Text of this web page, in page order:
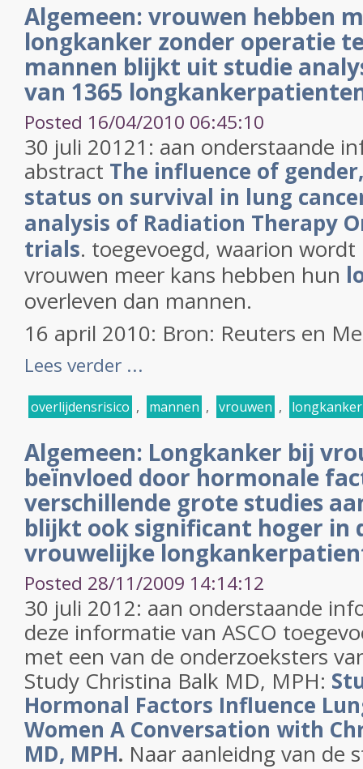
Algemeen: vrouwen hebben
longkanker zonder operatie
mannen blijkt uit studie
van 1365
Posted 16/04/2010 06:45:10
30 juli 20121: aan onderstaande
abstract The influence of
status on survival in lung
analysis of Radiation Therapy
trials. toegevoegd, waarion
vrouwen meer kans hebben hun
overleven dan mannen.
16 april 2010: Bron: Reuters en
Lees verder ...
overlijdensrisico , mannen , vrouwen , longkanker
Algemeen: Longkanker bij
beïnvloed door hormonale
verschillende grote studies
blijkt ook significant hoger in
vrouwelijke
Posted 28/11/2009 14:14:12
30 juli 2012: aan onderstaande
deze informatie van ASCO
met een van de onderzoeksters
Study Christina Balk MD, MPH:
Hormonal Factors Influence
Women A Conversation with
MD, MPH. Naar aanleidng van de